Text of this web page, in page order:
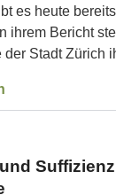
es heute
ihrem Bericht
Stadt Zürich